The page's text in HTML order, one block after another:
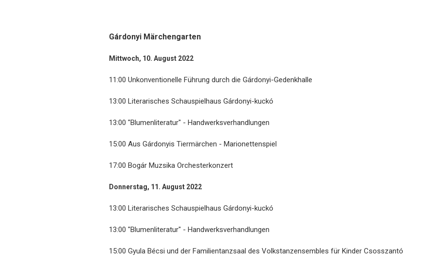
Gárdonyi Märchengarten
Mittwoch, 10. August 2022
11:00 Unkonventionelle Führung durch die Gárdonyi-Gedenkhalle
13:00 Literarisches Schauspielhaus Gárdonyi-kuckó
13:00 "Blumenliteratur" - Handwerksverhandlungen
15:00 Aus Gárdonyis Tiermärchen - Marionettenspiel
17:00 Bogár Muzsika Orchesterkonzert
Donnerstag, 11. August 2022
13:00 Literarisches Schauspielhaus Gárdonyi-kuckó
13:00 "Blumenliteratur" - Handwerksverhandlungen
15:00 Gyula Bécsi und der Familientanzsaal des Volkstanzensembles für Kinder Csosszantó